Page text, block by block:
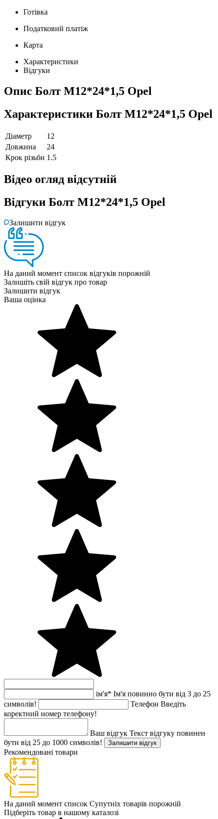
Готівка
Податковий платіж
Карта
Характеристики
Відгуки
Опис Болт M12*24*1,5 Opel
Характеристики Болт M12*24*1,5 Opel
Діаметр
12
Довжина
24
Крок різьби 1.5
Відео огляд відсутній
Відгуки Болт M12*24*1,5 Opel
Залишити відгук
На даний момент список відгуків порожній
Залишіть свій відгук про товар
Залишити відгук
Ваша оцінка
ім'я* Ім'я повинно бути від 3 до 25
символів!
Телефон Введіть
коректний номер телефону!
Ваш відгук Текст відгуку повинен
бути від 25 до 1000 символів!
Залишити відгук
Рекомендовані товари
На даний момент список Супутніх товарів порожній
Підберіть товар в нашому каталозі